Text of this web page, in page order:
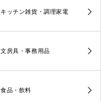
キッチン雑貨・調理家電
文房具・事務用品
食品・飲料